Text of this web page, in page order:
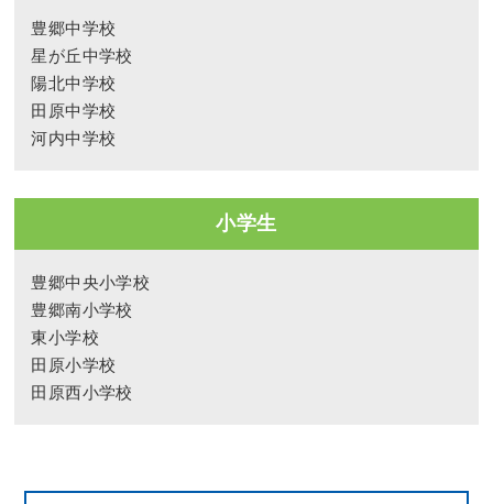
小学生
豊郷中央小学校
豊郷南小学校
東小学校
田原小学校
田原西小学校
豊郷中学校
星が丘中学校
陽北中学校
田原中学校
河内中学校